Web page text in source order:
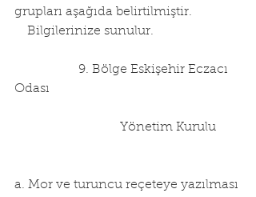
grupları aşağıda belirtilmiştir.
    Bilgilerinize sunulur.
Odası
                                 Yönetim Kurulu
a. Mor ve turuncu reçeteye yazılması